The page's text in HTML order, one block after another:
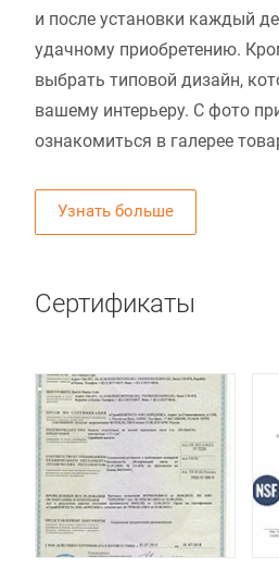
и после установки каждый
удачному приобретению.
выбрать типовой дизайн,
вашему интерьеру. С фото
ознакомиться в галерее
Узнать больше
Сертификаты